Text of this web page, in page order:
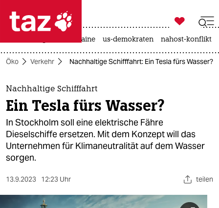
 taz zahl ich
taz zahl ich
themen
politik
öko
gesellschaft
kultur
sport

taz zahl ich
krieg in der ukraine us-demokraten nahost-konflikt
Öko Verkehr Nachhaltige Schifffahrt: Ein Tesla fürs Wasser?
Nachhaltige Schifffahrt
Ein Tesla fürs Wasser?
In Stockholm soll eine elektrische Fähre
Dieselschiffe ersetzen. Mit dem Konzept will das
Unternehmen für Klimaneutralität auf dem Wasser
sorgen.
13.9.2023 12:23 Uhr teilen